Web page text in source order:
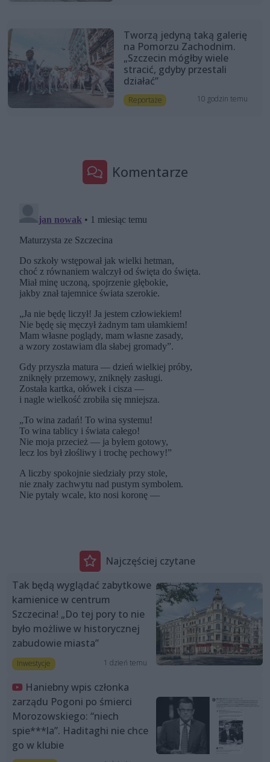
Tworzą jedyną taką galerię
na Pomorzu Zachodnim.
„Szczecin mógłby wiele
stracić, gdyby przestali
działać”
Reportaże 10 godzin temu
Komentarze
Najczęściej czytane
Tak będą wyglądać zabytkowe
kamienice w centrum
Szczecina! „Do tej pory to nie
było możliwe w historycznej
zabudowie miasta”
Inwestycje 1 dzień temu
Haniebny wpis członka
zarządu Pogoni po śmierci
Morozowskiego: “niech
spie***la”. Haditaghi nie chce
go w klubie